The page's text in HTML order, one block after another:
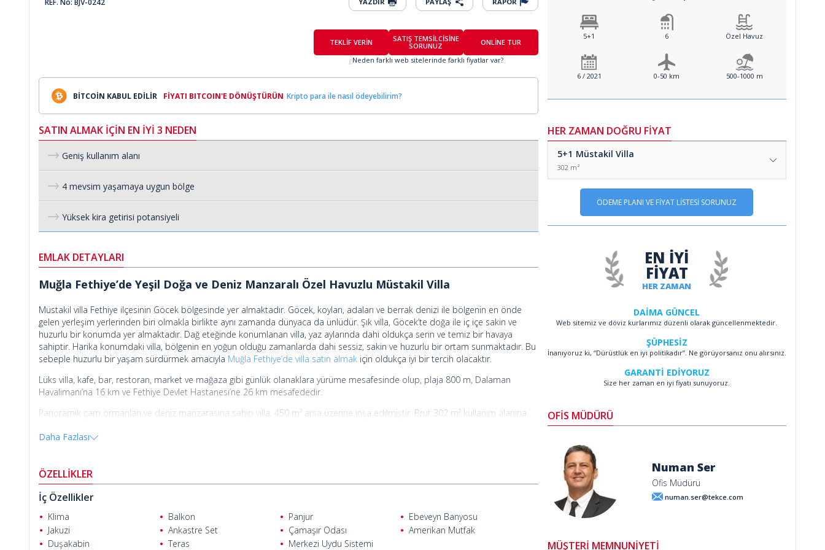
TEKLİF VERİN
SATIŞ TEMSİLCİSİNE
SORUNUZ
ONLİNE TUR
Neden farklı web sitelerinde farklı fiyatlar var?
BİTCOİN KABUL EDİLİR FİYATI BITCOIN'E DÖNÜŞTÜRÜN Kripto para ile nasıl ödeyebilirim?
5+1 6 Özel Havuz
6 / 2021 0-50 km 500-1000 m
HER ZAMAN DOĞRU FİYAT
5+1 Müstakil Villa
302 m²
ÖDEME PLANI VE FİYAT LİSTESİ SORUNUZ
SATIN ALMAK İÇİN EN İYİ 3 NEDEN
Geniş kullanım alanı
4 mevsim yaşamaya uygun bölge
Yüksek kira getirisi potansiyeli
EMLAK DETAYLARI
Muğla Fethiye’de Yeşil Doğa ve Deniz Manzaralı Özel Havuzlu Müstakil Villa
Müstakil villa Fethiye ilçesinin Göcek bölgesinde yer almaktadır. Göcek, koyları, adaları ve berrak denizi ile bölgenin en önde
gelen yerleşim yerlerinden biri olmakla birlikte aynı zamanda dünyaca da ünlüdür. Şık villa, Göcek’te doğa ile iç içe sakin ve
huzurlu bir konumda yer almaktadır. Dağ eteğinde konumlanan villa, yaz aylarında dahi oldukça serin ve temiz bir havaya
sahiptir. Harika konumdaki villa, bölgenin en yoğun olduğu zamanlarda dahi sessiz, sakin ve huzurlu bir ortam sunmaktadır. Bu
sebeple huzurlu bir yaşam sürdürmek amacıyla Muğla Fethiye’de villa satın almak için oldukça iyi bir tercih olacaktır.
Lüks villa, kafe, bar, restoran, market ve mağaza gibi günlük olanaklara yürüme mesafesinde olup, plaja 800 m, Dalaman
Havalimanı’na 16 km ve Fethiye Devlet Hastanesi’ne 26 km mesafededir.
Panoramik çam ormanları ve deniz manzarasına sahip villa, 450 m² arsa üzerine inşa edilmiştir. Brüt 302 m² kullanım alanına
terası ve açık hava duşu bulunan ve etrafı mermer zemin tasarlanmış 45 m² büyüklüğünde bir özel yüzme havuzu
Villanın zemin katında vestiyer, açık plan mutfak ve yemek salonu yer almaktadır. Birinci katta ebeveyn banyolu 2 yatak odası ve
balkon, çatı katında ise ebeveyn banyo ve jakuziye sahip geniş bir yatak odası ve teras bulunmaktadır.
Villanın tüm odalarında ve salonunda, zeminler 1. sınıf seramik ile kaplanmış olup, duvarlar sıva üzerine saten boya ile
boyanmıştır. Banyoların zemin ve duvarları karo seramik ile kaplanmıştır. Bina içerisinde bulunan tüm pencereler, balkon ve
veranda kapıları çift camlı PVC’dir. İç merdivenler ahşap olup, merdiven, teras ve balkon korkuluklarında alüminyum ve cam
kullanılmıştır.
Daha Fazlası
ÖZELLİKLER
İç Özellikler
Klima Balkon Panjur
Ebeveyn Banyosu
Jakuzi
Ankastre Set Çamaşır Odası
Amerikan Mutfak
Duşakabin
Teras Merkezi Uydu Sistemi
HER ZAMAN
EN İYİ
FİYAT
DAİMA GÜNCEL
Web sitemiz ve döviz kurlarımız düzenli olarak güncellenmektedir.
ŞÜPHESİZ
İnanıyoruz ki, “Dürüstlük en iyi politikadır”. Ne görüyorsanız onu alırsınız.
GARANTİ EDİYORUZ
Size her zaman en iyi fiyatı sunuyoruz.
OFİS MÜDÜRÜ
Numan Ser
Ofis Müdürü
numan.ser@tekce.com
MÜŞTERİ MEMNUNİYETİ